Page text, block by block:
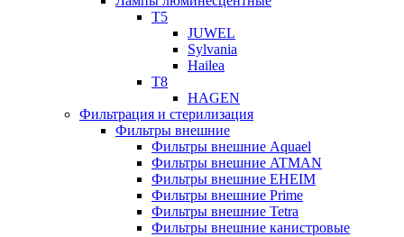
T5
JUWEL
Sylvania
Hailea
T8
HAGEN
Фильтрация и стерилизация
Фильтры внешние
Фильтры внешние Aquael
Фильтры внешние ATMAN
Фильтры внешние EHEIM
Фильтры внешние Prime
Фильтры внешние Tetra
Фильтры внешние канистровые